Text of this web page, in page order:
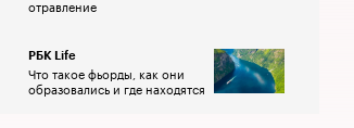
отравление
РБК Life
Что такое фьорды, как они
образовались и где находятся